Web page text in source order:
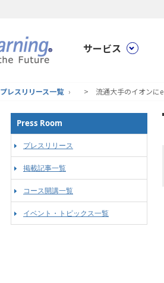
サービス
プレスリリース一覧 > 流通大手のイオンに
Press Room
プレスリリース
掲載記事一覧
コース開講一覧
イベント・トピックス一覧